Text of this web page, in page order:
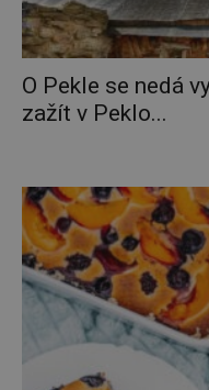
O Pekle se nedá
zažít v Peklo...